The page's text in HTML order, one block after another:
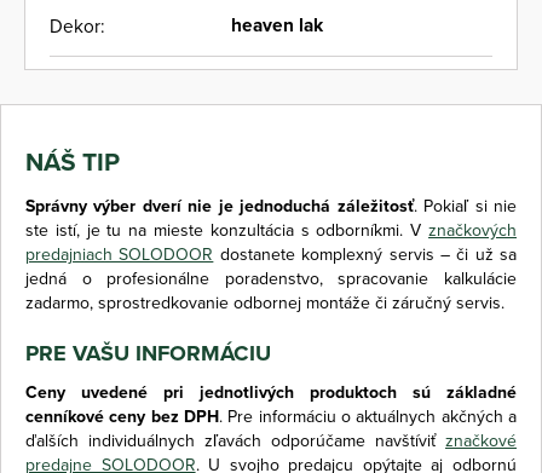
Dekor: heaven lak
NÁŠ TIP
Správny výber dverí nie je jednoduchá záležitosť. Pokiaľ si nie
ste istí, je tu na mieste konzultácia s odborníkmi. V značkových
predajniach SOLODOOR dostanete komplexný servis – či už sa
jedná o profesionálne poradenstvo, spracovanie kalkulácie
zadarmo, sprostredkovanie odbornej montáže či záručný servis.
PRE VAŠU INFORMÁCIU
Ceny uvedené pri jednotlivých produktoch sú základné
cenníkové ceny bez DPH. Pre informáciu o aktuálnych akčných a
ďalších individuálnych zľavách odporúčame navštíviť značkové
predajne SOLODOOR. U svojho predajcu opýtajte aj odbornú